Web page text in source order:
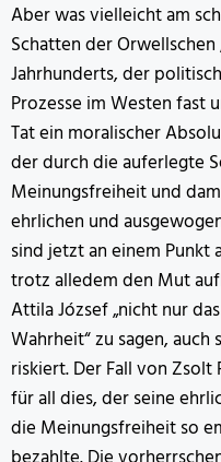
Aber was vielleicht am
Schatten der Orwellschen
Jahrhunderts, der
Prozesse im Westen fast
Tat ein moralischer
der durch die auferlegte
Meinungsfreiheit und
ehrlichen und
sind jetzt an einem Punkt
trotz alledem den Mut
Attila József „nicht nur
Wahrheit“ zu sagen, auch
riskiert. Der Fall von
für all dies, der seine
die Meinungsfreiheit so